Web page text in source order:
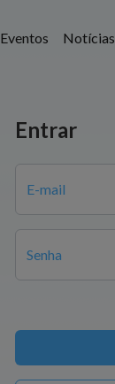
Eventos Notícias
Entrar
E-mail
Senha